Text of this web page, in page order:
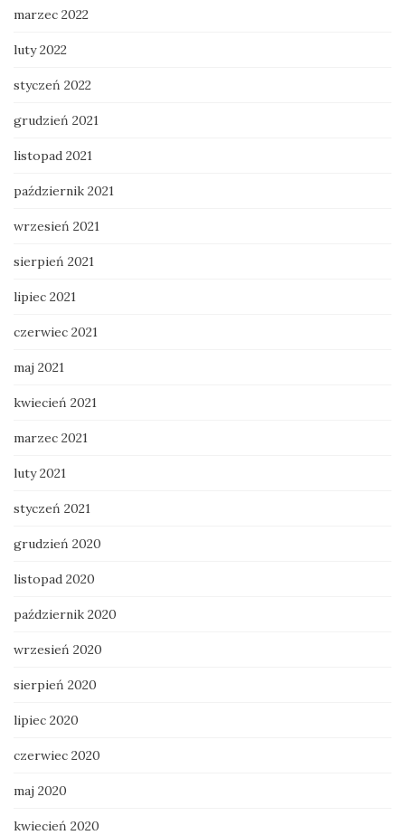
marzec 2022
luty 2022
styczeń 2022
grudzień 2021
listopad 2021
październik 2021
wrzesień 2021
sierpień 2021
lipiec 2021
czerwiec 2021
maj 2021
kwiecień 2021
marzec 2021
luty 2021
styczeń 2021
grudzień 2020
listopad 2020
październik 2020
wrzesień 2020
sierpień 2020
lipiec 2020
czerwiec 2020
maj 2020
kwiecień 2020